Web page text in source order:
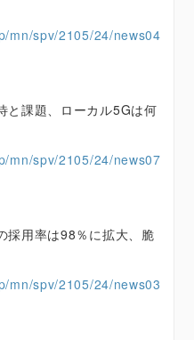
mn/spv/2105/24/news04
と課題、ローカル5Gは何
mn/spv/2105/24/news07
採用率は98％に拡大、脆
mn/spv/2105/24/news03